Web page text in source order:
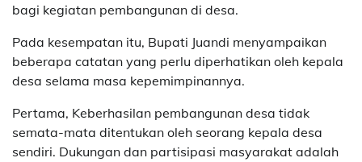
bagi kegiatan pembangunan di desa.
Pada kesempatan itu, Bupati Juandi menyampaikan
beberapa catatan yang perlu diperhatikan oleh kepala
desa selama masa kepemimpinannya.
Pertama, Keberhasilan pembangunan desa tidak
semata-mata ditentukan oleh seorang kepala desa
sendiri. Dukungan dan partisipasi masyarakat adalah